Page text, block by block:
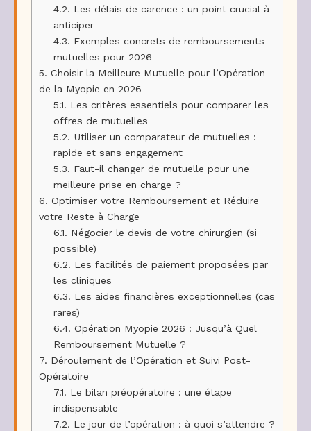
4.2. Les délais de carence : un point crucial à
anticiper
4.3. Exemples concrets de remboursements
mutuelles pour 2026
5. Choisir la Meilleure Mutuelle pour l’Opération
de la Myopie en 2026
5.1. Les critères essentiels pour comparer les
offres de mutuelles
5.2. Utiliser un comparateur de mutuelles :
rapide et sans engagement
5.3. Faut-il changer de mutuelle pour une
meilleure prise en charge ?
6. Optimiser votre Remboursement et Réduire
votre Reste à Charge
6.1. Négocier le devis de votre chirurgien (si
possible)
6.2. Les facilités de paiement proposées par
les cliniques
6.3. Les aides financières exceptionnelles (cas
rares)
6.4. Opération Myopie 2026 : Jusqu’à Quel
Remboursement Mutuelle ?
7. Déroulement de l’Opération et Suivi Post-
Opératoire
7.1. Le bilan préopératoire : une étape
indispensable
7.2. Le jour de l’opération : à quoi s’attendre ?